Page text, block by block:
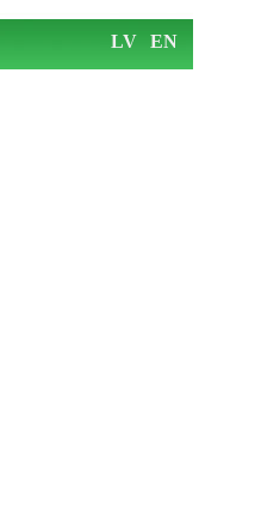
LV EN